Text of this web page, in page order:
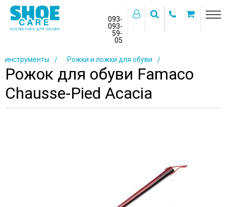
093-
093-
59-
05
инструменты
Рожки и ложки для обуви
Рожок для обуви Famaco
Chausse-Pied Acacia